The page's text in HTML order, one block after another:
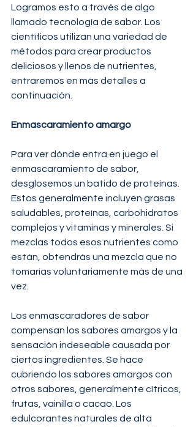
Logramos esto a través de algo
llamado tecnología de sabor. Los
científicos utilizan una variedad de
métodos para crear productos
deliciosos y llenos de nutrientes,
entraremos en más detalles a
continuación.
Enmascaramiento amargo
Para ver dónde entra en juego el
enmascaramiento de sabor,
desglosemos un batido de proteínas.
Estos generalmente incluyen grasas
saludables, proteínas, carbohidratos
complejos y vitaminas y minerales. Si
mezclas todos esos nutrientes como
están, obtendrás una mezcla que no
tomarías voluntariamente más de una
vez.
Los enmascaradores de sabor
compensan los sabores amargos y la
sensación indeseable causada por
ciertos ingredientes. Se hace
cubriendo los sabores amargos con
otros sabores, generalmente cítricos,
frutas, vainilla o cacao. Los
edulcorantes naturales de alta